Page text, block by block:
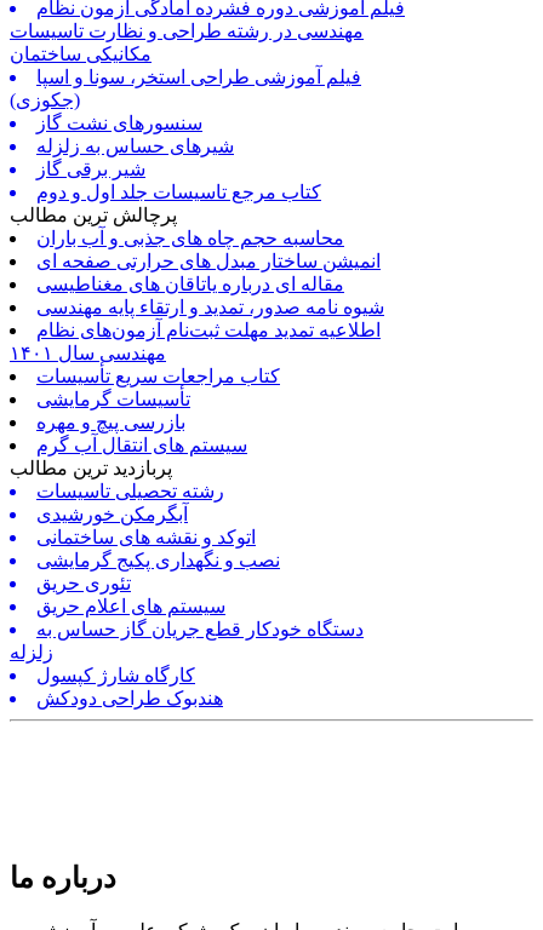
فیلم آموزشی دوره فشرده آمادگی آزمون نظام
مهندسی در رشته طراحی و نظارت تاسیسات
مکانیکی ساختمان
فیلم آموزشی طراحی استخر، سونا و اسپا
(جکوزی)
سنسورهای نشت گاز
شیرهای حساس به زلزله
شیر برقی گاز
کتاب مرجع تاسیسات جلد اول و دوم
پرچالش ترین مطالب
محاسبه حجم چاه های جذبی و آب باران
انمیشن ساختار مبدل های حرارتی صفحه ای
مقاله ای درباره یاتاقان های مغناطیسی
شیوه نامه صدور، تمدید و ارتقاء پایه مهندسی
اطلاعیه تمدید مهلت ثبت‌نام آزمون‌های نظام
مهندسی سال ۱۴۰۱
کتاب مراجعات سریع تأسیسات
تأسیسات گرمایشی
بازرسی پیچ و مهره
سیستم های انتقال آب گرم
پربازدید ترین مطالب
رشته تحصیلی تاسیسات
آبگرمکن خورشیدی
اتوکد و نقشه های ساختمانی
نصب و نگهداری پکیج گرمایشی
تئوری حریق
سیستم های اعلام حریق
دستگاه خودکار قطع جریان گاز حساس به
زلزله
کارگاه شارژ کپسول
هندبوک طراحی دودکش
درباره ما